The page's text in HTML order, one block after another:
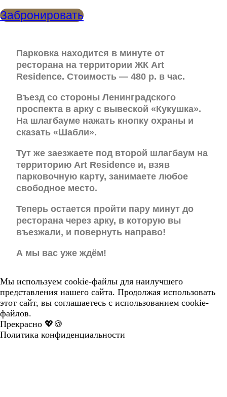
Забронировать
Парковка находится в минуте от
ресторана на территории ЖК Art
Residence. Стоимость — 480 р. в час.
Въезд со стороны Ленинградского
проспекта в арку с вывеской «Кукушка».
На шлагбауме нажать кнопку охраны и
сказать «Шабли».
Тут же заезжаете под второй шлагбаум на
территорию Art Residence и, взяв
парковочную карту, занимаете любое
свободное место.
Теперь остается пройти пару минут до
ресторана через арку, в которую вы
въезжали, и повернуть направо!
А мы вас уже ждём!
Мы используем cookie-файлы для наилучшего
представления нашего сайта. Продолжая использовать
этот сайт, вы соглашаетесь с использованием cookie-
файлов.
Прекрасно 💖🍪
Политика конфиденциальности